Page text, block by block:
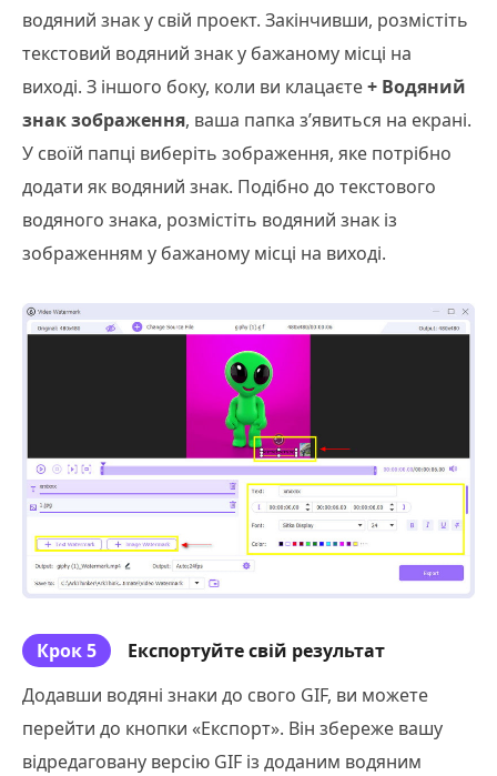
водяний знак у свій проект. Закінчивши, розмістіть
текстовий водяний знак у бажаному місці на
виході. З іншого боку, коли ви клацаєте+ Водяний
знак зображення, ваша папка з’явиться на екрані.
У своїй папці виберіть зображення, яке потрібно
додати як водяний знак. Подібно до текстового
водяного знака, розмістіть водяний знак із
зображенням у бажаному місці на виході.
Крок 5
Експортуйте свій результат
Додавши водяні знаки до свого GIF, ви можете
перейти до кнопки «Експорт». Він збереже вашу
відредаговану версію GIF із доданим водяним